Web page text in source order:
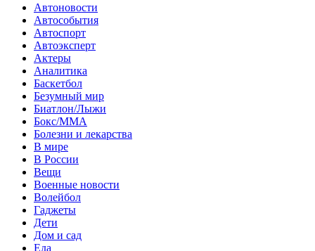
Автоновости
Автособытия
Автоспорт
Автоэксперт
Актеры
Аналитика
Баскетбол
Безумный мир
Биатлон/Лыжи
Бокс/MMA
Болезни и лекарства
В мире
В России
Вещи
Военные новости
Волейбол
Гаджеты
Дети
Дом и сад
Еда